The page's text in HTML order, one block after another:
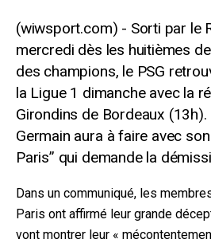
Sorti par le
mercredi dès les huitièmes
des champions, le PSG
la Ligue 1 dimanche avec la
Girondins de Bordeaux
Germain aura à faire avec
Paris” qui demande la
Dans un communiqué, les
Paris ont affirmé leur grande
vont montrer leur «